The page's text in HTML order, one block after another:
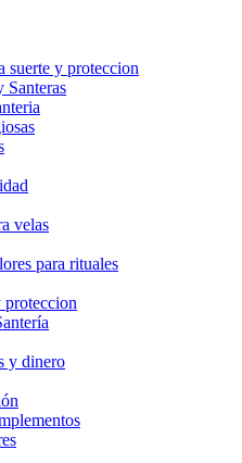
suerte y proteccion
Santeras
velas
para rituales
proteccion
y dinero